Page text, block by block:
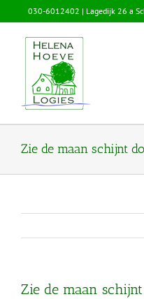
to
content
030-6012402 | Lagedijk 26 a
Zie de maan schijnt
Zie de maan